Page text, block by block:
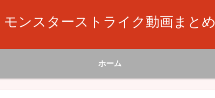
モンスターストライク動画まとめ
ホーム